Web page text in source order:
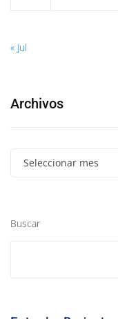
« Jul
Archivos
Seleccionar mes
Buscar